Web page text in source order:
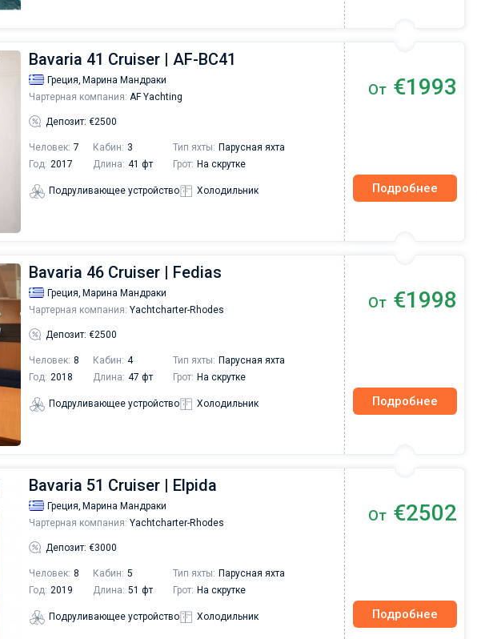
Bavaria 41 Cruiser | AF-BC41
Греция, Марина Мандраки
Чартерная компания: AF Yachting
Депозит: €2500
Человек: 7 Кабин: 3 Тип яхты: Парусная яхта
Год: 2017 Длина: 41 фт Грот: На скрутке
Подруливающее устройство Холодильник
От €1993
Подробнее
Bavaria 46 Cruiser | Fedias
Греция, Марина Мандраки
Чартерная компания: Yachtcharter-Rhodes
Депозит: €2500
Человек: 8 Кабин: 4 Тип яхты: Парусная яхта
Год: 2018 Длина: 47 фт Грот: На скрутке
Подруливающее устройство Холодильник
От €1998
Подробнее
Bavaria 51 Cruiser | Elpida
Греция, Марина Мандраки
Чартерная компания: Yachtcharter-Rhodes
Депозит: €3000
Человек: 8 Кабин: 5 Тип яхты: Парусная яхта
Год: 2019 Длина: 51 фт Грот: На скрутке
Подруливающее устройство Холодильник
От €2502
Подробнее
Друзья, хотелось бы сказать несколько добрых
слов о компании Sailica yacht с которой мы
провели чартер на майские праздники. Хочу
отметить отличную работу сотрудников
компании на всех этапах мероприятия, при
подготовке чартера получали быстро
исчерпывающие ответы на все вопросы,
информационную поддержку и разрешение
вопросов связанных с различными
организационными вопросами.